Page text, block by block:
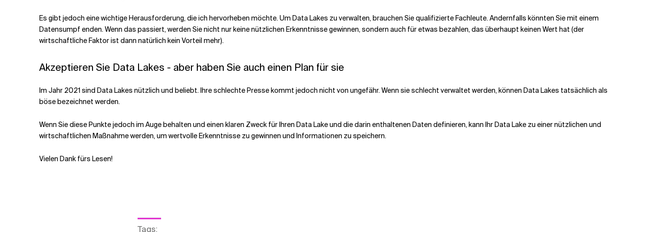
Es gibt jedoch eine wichtige Herausforderung, die ich hervorheben möchte. Um Data Lakes zu verwalten, brauchen Sie qualifizierte Fachleute. Andernfalls könnten Sie mit einem
Datensumpf enden. Wenn das passiert, werden Sie nicht nur keine nützlichen Erkenntnisse gewinnen, sondern auch für etwas bezahlen, das überhaupt keinen Wert hat (der
wirtschaftliche Faktor ist dann natürlich kein Vorteil mehr).
Akzeptieren Sie Data Lakes - aber haben Sie auch einen Plan für sie
Im Jahr 2021 sind Data Lakes nützlich und beliebt. Ihre schlechte Presse kommt jedoch nicht von ungefähr. Wenn sie schlecht verwaltet werden, können Data Lakes tatsächlich als
böse bezeichnet werden.
Wenn Sie diese Punkte jedoch im Auge behalten und einen klaren Zweck für Ihren Data Lake und die darin enthaltenen Daten definieren, kann Ihr Data Lake zu einer nützlichen und
wirtschaftlichen Maßnahme werden, um wertvolle Erkenntnisse zu gewinnen und Informationen zu speichern.
Vielen Dank fürs Lesen!
Tags: